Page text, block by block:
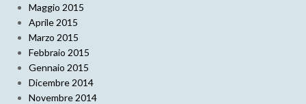
Maggio 2015
Aprile 2015
Marzo 2015
Febbraio 2015
Gennaio 2015
Dicembre 2014
Novembre 2014